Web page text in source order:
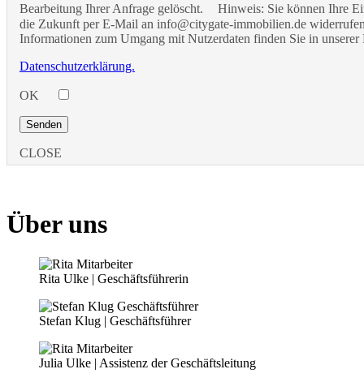
Bearbeitung Ihrer Anfrage gelöscht. Hinweis: Sie können Ihre
die Zukunft per E-Mail an info@citygate-immobilien.de
Informationen zum Umgang mit Nutzerdaten finden Sie in unserer
Datenschutzerklärung.
OK
CLOSE
Über uns
Rita Ulke | Geschäftsführerin
Stefan Klug | Geschäftsführer
Julia Ulke | Assistenz der Geschäftsleitung